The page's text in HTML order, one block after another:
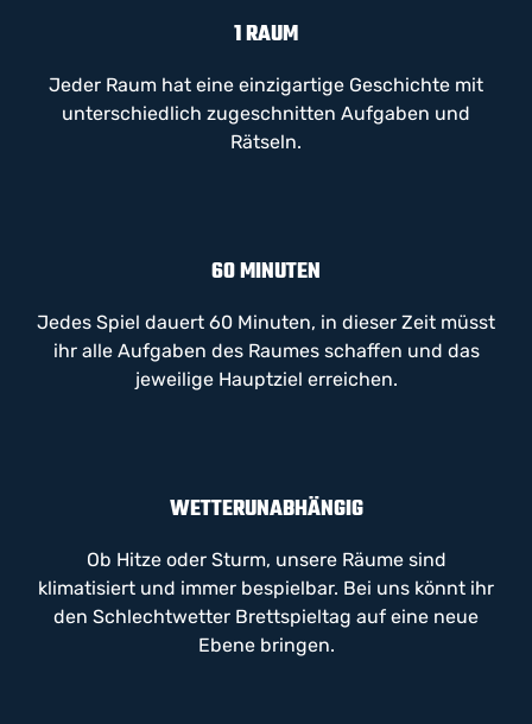
1 RAUM
Jeder Raum hat eine einzigartige Geschichte mit
unterschiedlich zugeschnitten Aufgaben und
Rätseln.
60 MINUTEN
Jedes Spiel dauert 60 Minuten, in dieser Zeit müsst
ihr alle Aufgaben des Raumes schaffen und das
jeweilige Hauptziel erreichen.
WETTERUNABHÄNGIG
Ob Hitze oder Sturm, unsere Räume sind
klimatisiert und immer bespielbar. Bei uns könnt ihr
den Schlechtwetter Brettspieltag auf eine neue
Ebene bringen.